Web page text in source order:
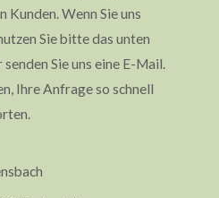
Kunden. Wenn Sie uns
Sie bitte das unten
Sie uns eine E-Mail.
Ihre Anfrage so schnell